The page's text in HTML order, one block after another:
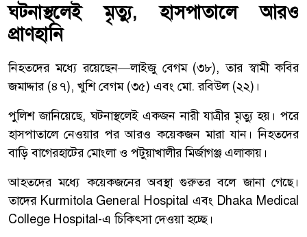
ঘটনাস্থলেই মৃত্যু, হাসপাতালে আরও
প্রাণহানি
নিহতদের মধ্যে রয়েছেন—লাইজু বেগম (৩৮), তার স্বামী কবির
জমাদ্দার (৪৭), খুশি বেগম (৩৫) এবং মো. রবিউল (২২)।
পুলিশ জানিয়েছে, ঘটনাস্থলেই একজন নারী যাত্রীর মৃত্যু হয়। পরে
হাসপাতালে নেওয়ার পর আরও কয়েকজন মারা যান। নিহতদের
বাড়ি বাগেরহাটের মোংলা ও পটুয়াখালীর মির্জাগঞ্জ এলাকায়।
আহতদের মধ্যে কয়েকজনের অবস্থা গুরুতর বলে জানা গেছে।
তাদের Kurmitola General Hospital এবং Dhaka Medical
College Hospital-এ চিকিৎসা দেওয়া হচ্ছে।